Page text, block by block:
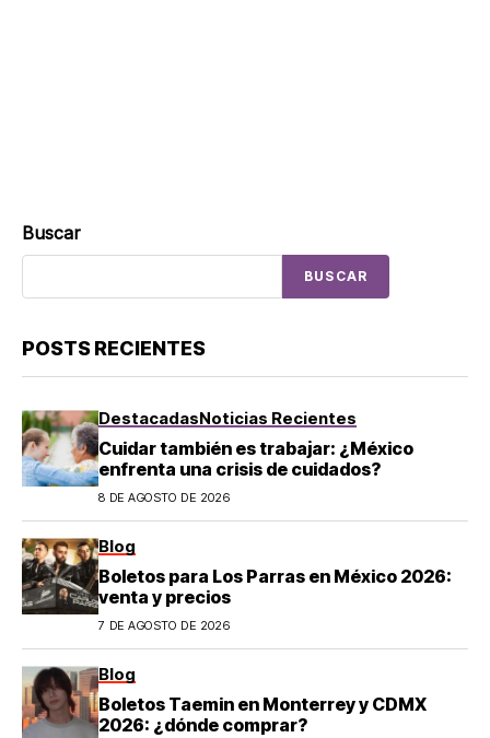
Buscar
BUSCAR
POSTS RECIENTES
DestacadasNoticias Recientes
Cuidar también es trabajar: ¿México
enfrenta una crisis de cuidados?
8 DE AGOSTO DE 2026
Blog
Boletos para Los Parras en México 2026:
venta y precios
7 DE AGOSTO DE 2026
Blog
Boletos Taemin en Monterrey y CDMX
2026: ¿dónde comprar?